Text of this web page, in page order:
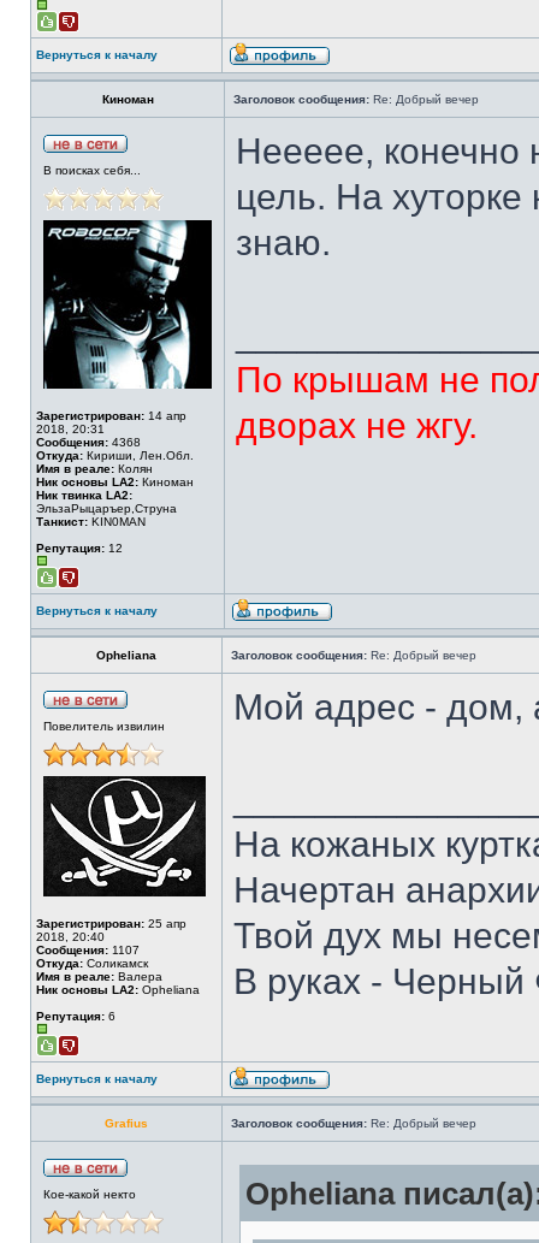
Вернуться к началу
Киноман Заголовок сообщения: Re: Добрый вечер
В поисках себя...
Зарегистрирован: 14 апр
2018, 20:31
Сообщения: 4368
Откуда: Кириши, Лен.Обл.
Имя в реале: Колян
Ник основы LA2: Киноман
Ник твинка LA2:
ЭльзаРыцаръер,Струна
Танкист: KIN0MAN
Репутация: 12
Неееее, конечно
цель. На
знаю.
По крышам не
дворах не жгу.
Вернуться к началу
Opheliana Заголовок сообщения: Re: Добрый вечер
Повелитель извилин
Зарегистрирован: 25 апр
2018, 20:40
Сообщения: 1107
Откуда: Соликамск
Имя в реале: Валера
Ник основы LA2: Opheliana
Репутация: 6
Мой адрес - дом,
На кожаных
Начертан
Твой дух мы
В руках - Черный
Вернуться к началу
Grafius Заголовок сообщения: Re: Добрый вечер
Кое-какой некто Opheliana